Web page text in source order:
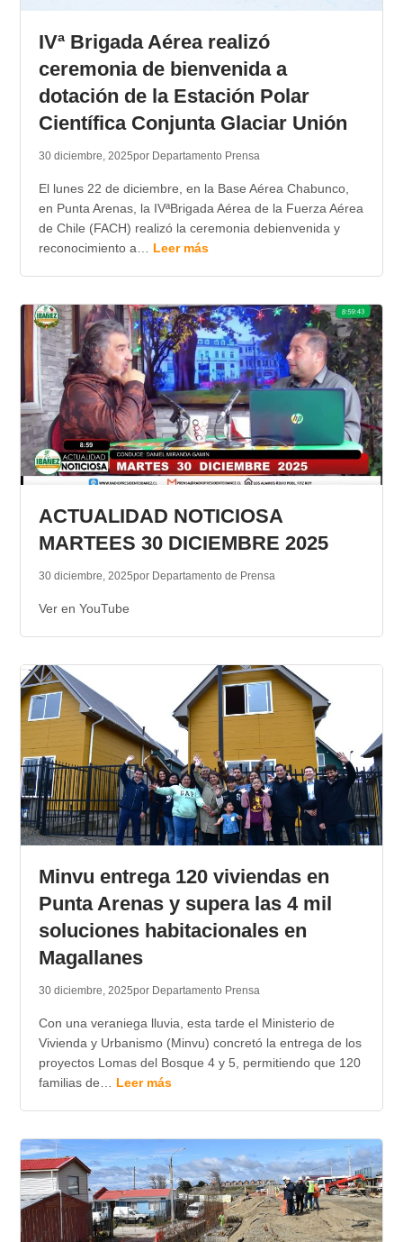
IVª Brigada Aérea realizó
ceremonia de bienvenida a
dotación de la Estación Polar
Científica Conjunta Glaciar Unión
30 diciembre, 2025por Departamento Prensa
El lunes 22 de diciembre, en la Base Aérea Chabunco,
en Punta Arenas, la IVªBrigada Aérea de la Fuerza Aérea
de Chile (FACH) realizó la ceremonia debienvenida y
reconocimiento a… Leer más
ACTUALIDAD NOTICIOSA
MARTEES 30 DICIEMBRE 2025
30 diciembre, 2025por Departamento de Prensa
Ver en YouTube
Minvu entrega 120 viviendas en
Punta Arenas y supera las 4 mil
soluciones habitacionales en
Magallanes
30 diciembre, 2025por Departamento Prensa
Con una veraniega lluvia, esta tarde el Ministerio de
Vivienda y Urbanismo (Minvu) concretó la entrega de los
proyectos Lomas del Bosque 4 y 5, permitiendo que 120
familias de… Leer más